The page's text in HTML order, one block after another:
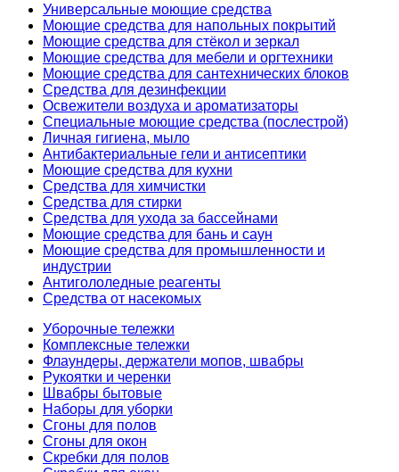
Универсальные моющие средства
Моющие средства для напольных покрытий
Моющие средства для стёкол и зеркал
Моющие средства для мебели и оргтехники
Моющие средства для сантехнических блоков
Средства для дезинфекции
Освежители воздуха и ароматизаторы
Специальные моющие средства (послестрой)
Личная гигиена, мыло
Антибактериальные гели и антисептики
Моющие средства для кухни
Средства для химчистки
Средства для стирки
Средства для ухода за бассейнами
Моющие средства для бань и саун
Моющие средства для промышленности и
индустрии
Антигололедные реагенты
Средства от насекомых
Уборочные тележки
Комплексные тележки
Флаундеры, держатели мопов, швабры
Рукоятки и черенки
Швабры бытовые
Наборы для уборки
Сгоны для полов
Сгоны для окон
Скребки для полов